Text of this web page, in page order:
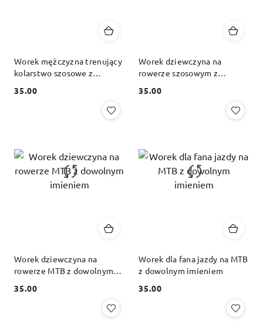
Worek mężczyzna trenujący
kolarstwo szosowe z
Cena:
35.00
Worek dziewczyna na
rowerze szosowym z
Cena:
35.00
Worek dziewczyna na
rowerze MTB z dowolnym
Cena:
35.00
Worek dla fana jazdy na MTB
z dowolnym imieniem
Cena:
35.00